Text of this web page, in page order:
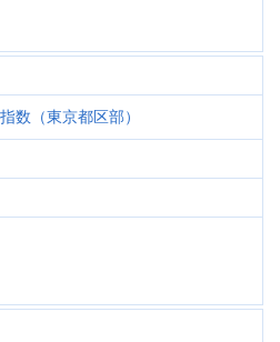
数（東京都区部）